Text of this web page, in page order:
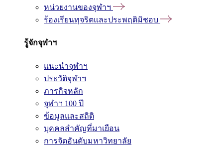
หน่วยงานของจุฬาฯ
ร้องเรียนทุจริตและประพฤติมิชอบ
รู้จักจุฬาฯ
แนะนำจุฬาฯ
ประวัติจุฬาฯ
ภารกิจหลัก
จุฬาฯ 100 ปี
ข้อมูลและสถิติ
บุคคลสำคัญที่มาเยือน
การจัดอันดับมหาวิทยาลัย